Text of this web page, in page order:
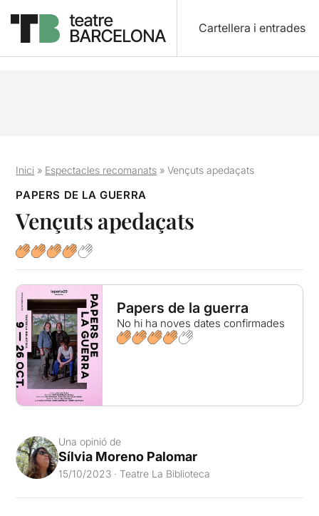
Cartellera i entrades
Inici » Espectacles recomanats »Vençuts apedaçats
PAPERS DE LA GUERRA
Vençuts apedaçats
Papers de la guerra
No hi ha noves dates confirmades
Una opinió de
Sílvia Moreno Palomar
15/10/2023 · Teatre La Biblioteca